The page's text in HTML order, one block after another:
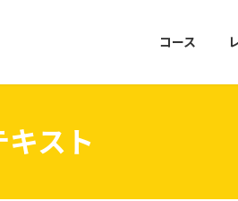
コース
キスト